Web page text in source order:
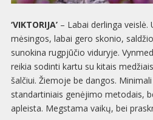
‘VIKTORIJA’– Labai derlinga veislė.
mėsingos, labai gero skonio,
sunokina rugpjūčio viduryje.
reikia sodinti kartu su kitais
šalčiui. Žiemoje be dangos.
standartiniais genėjimo metodais,
apleista. Megstama vaikų, bei